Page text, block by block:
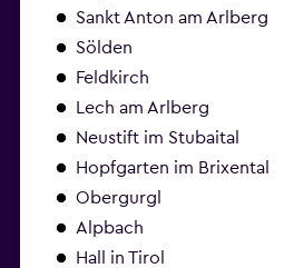
Sankt Anton am Arlberg
Sölden
Feldkirch
Lech am Arlberg
Neustift im Stubaital
Hopfgarten im Brixental
Obergurgl
Alpbach
Hall in Tirol